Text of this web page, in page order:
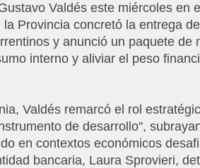
Valdés este miércoles en
Provincia concretó la entrega
y anunció un paquete de
interno y aliviar el peso
Valdés remarcó el rol
de desarrollo",
en contextos económicos
bancaria, Laura Sprovieri,